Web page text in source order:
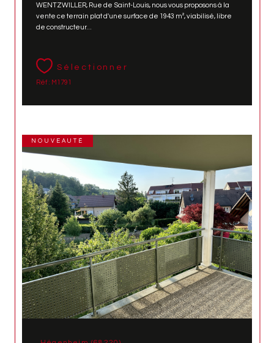
WENTZWILLER, Rue de Saint-Louis, nous vous proposons à la
vente ce terrain plat d'une surface de 1943 m², viabilisé, libre
de constructeur...
Sélectionner
Réf : M1791
NOUVEAUTÉ